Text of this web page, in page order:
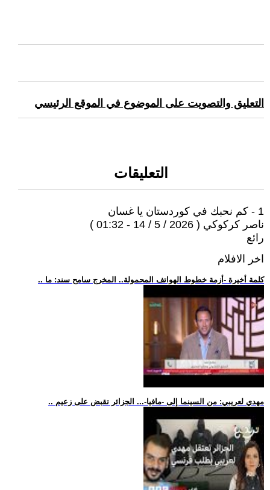
التعليق والتصويت على الموضوع في الموقع الرئيسي
التعليقات
1 - كم نحبك في كوردستان يا غسان
ناصر كركوكي ( 2026 / 5 / 14 - 01:32 )
رائع
اخر الافلام
.. كلمة أخيرة -أزمة خطوط الهواتف المحمولة.. المخرج سامح سند: ما
.. مهدي لعريبي: من السينما إلى -مافيا-... الجزائر تقبض على زعيم